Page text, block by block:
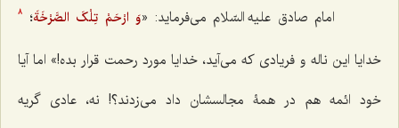
امام صادق علیه السّلام می‌فرماید: «وَ ارْحَمْ تِلْکَ الصَّرْخَةَ؛ 8
خدایا این ناله و فریادی که می‌آید، خدایا مورد رحمت قرار بده!» اما آیا
خود ائمه هم در همۀ مجالسشان داد می‌زدند؟! نه، عادی گریه